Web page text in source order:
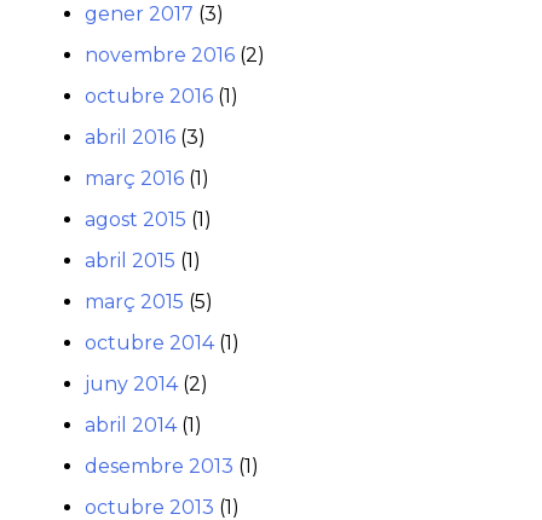
gener 2017 (3)
novembre 2016 (2)
octubre 2016 (1)
abril 2016 (3)
març 2016 (1)
agost 2015 (1)
abril 2015 (1)
març 2015 (5)
octubre 2014(1)
juny 2014(2)
abril 2014(1)
desembre 2013 (1)
octubre 2013 (1)